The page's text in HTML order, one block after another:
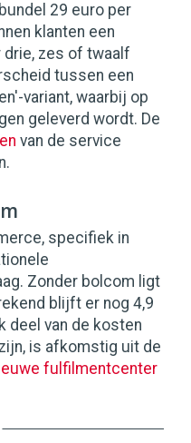
29 euro per
klanten een
zes of twaalf
tussen een
variant, waarbij op
geleverd wordt. De
van de service
specifiek in
Zonder bolcom ligt
blijft er nog 4,9
deel van de kosten
is afkomstig uit de
fulfilmentcenter